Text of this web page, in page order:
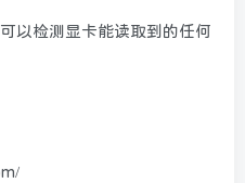
以检测显卡能读取到的任何